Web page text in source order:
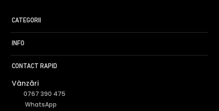
CATEGORII
INFO
CONTACT RAPID
Vânzări
0767 390 475
WhatsApp